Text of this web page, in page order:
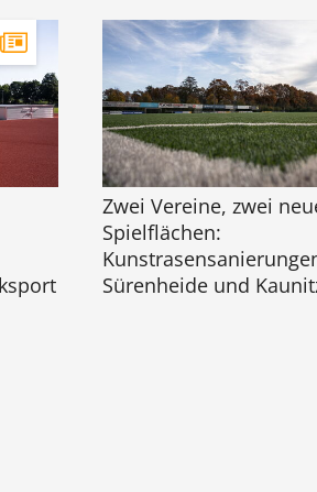
Zwei Vereine, zwei
Spielflächen:
Sürenheide und